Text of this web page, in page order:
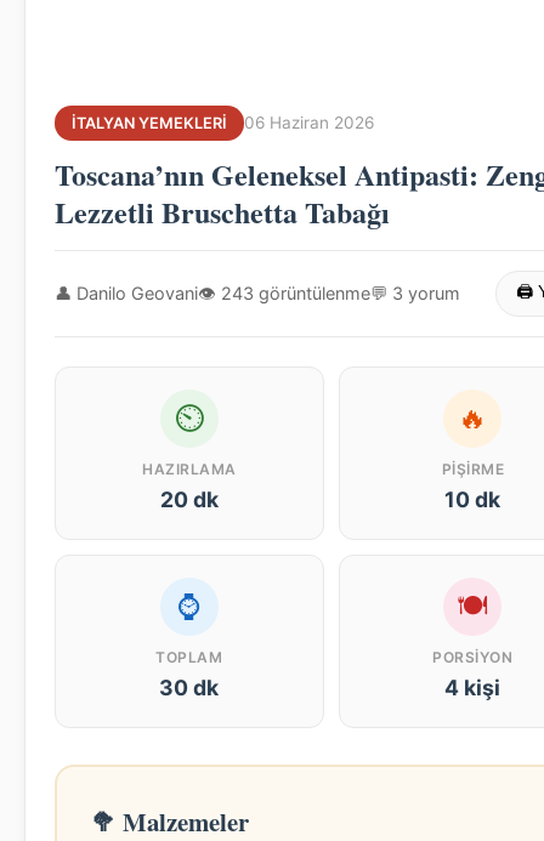
İTALYAN YEMEKLERI 06 Haziran 2026
Toscana’nın Geleneksel Antipasti:
Lezzetli Bruschetta Tabağı
👤 Danilo Geovani👁 243 görüntülenme💬 3 yorum 🖨
⏲
HAZIRLAMA
20 dk
🔥
PIŞIRME
10 dk
⌚
TOPLAM
30 dk
🍽
PORSIYON
4 kişi
🥦 Malzemeler